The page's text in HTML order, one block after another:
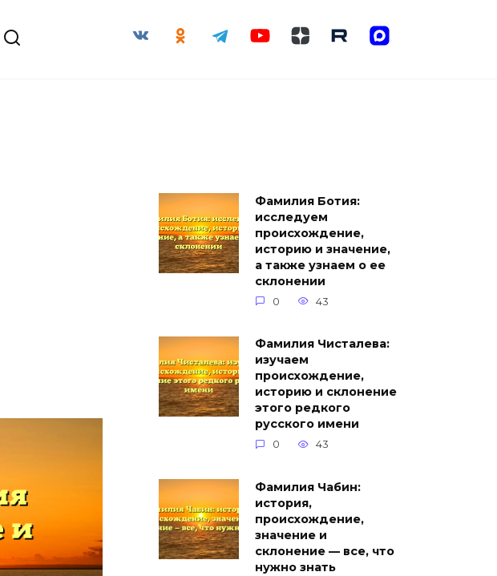
Фамилия Ботия:
исследуем
происхождение,
историю и значение,
а также узнаем о ее
склонении
0 43
Фамилия Чисталева:
изучаем
происхождение,
историю и склонение
этого редкого
русского имени
0 43
Фамилия Чабин:
история,
происхождение,
значение и
склонение — все, что
нужно знать